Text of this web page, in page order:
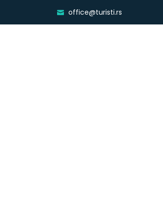
office@turisti.rs